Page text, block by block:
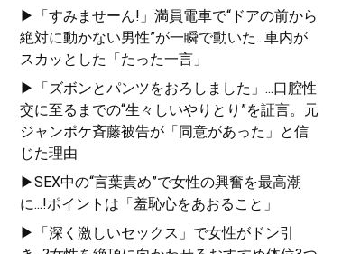
▶「すみませーん!」満員電車で“ドアの前から
絶対に動かない男性”が一瞬で動いた...車内が
スカッとした「たった一言」
▶「ズボンとパンツをおろしました」...口腔性
交に至るまでの“生々しいやりとり”を証言。元
ジャンポケ斉藤被告が「同意があった」と信
じた理由
▶SEX中の“言葉責め”で女性の興奮を最高潮
に...!ポイントは「羞恥心をあおること」
▶「深く激しいセックス」で女性がドン引